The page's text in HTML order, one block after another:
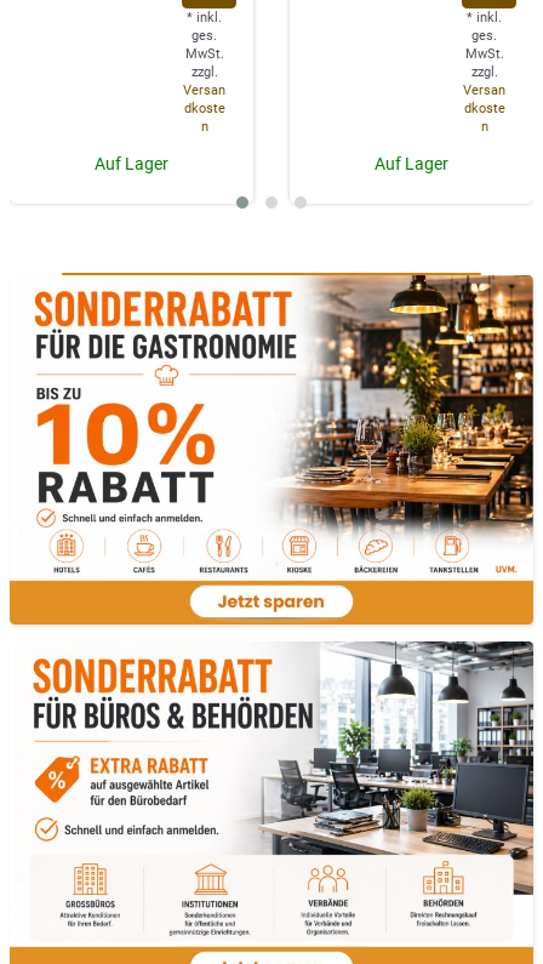
* inkl.
ges.
MwSt.
zzgl.
Versan
dkoste
n
Auf Lager
* inkl.
ges.
MwSt.
zzgl.
Versan
dkoste
n
Auf Lager